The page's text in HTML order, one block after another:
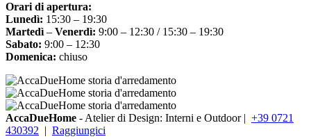
Orari di apertura:
Lunedì: 15:30 – 19:30
Martedì – Venerdì: 9:00 – 12:30 / 15:30 – 19:30
Sabato: 9:00 – 12:30
Domenica: chiuso
AccaDueHome - Atelier di Design: Interni e Outdoor | +39 0721
430392 | Raggiungici